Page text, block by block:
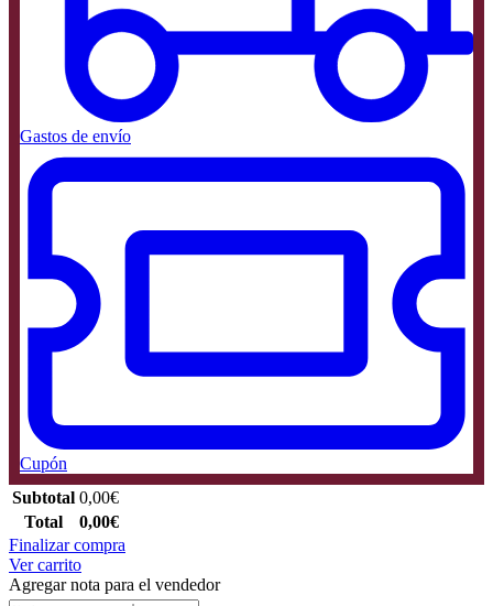
Gastos de envío
Cupón
Subtotal 0,00€
Total
0,00€
Finalizar compra
Ver carrito
Agregar nota para el vendedor